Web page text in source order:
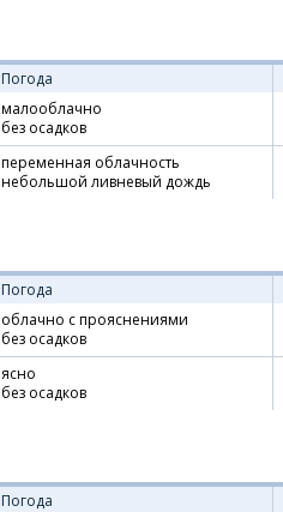
Погода
малооблачно
без осадков
переменная облачность
небольшой ливневый дождь
Погода
облачно с прояснениями
без осадков
ясно
без осадков
Погода